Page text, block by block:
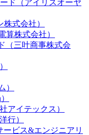
ド（アイリスオーヤ
式会社）
算株式会社）
（三叶商事株式会
）
アイテックス）
行）
ビス&エンジニアリ